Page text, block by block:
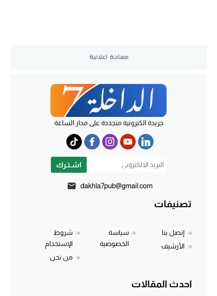
جريدة الكترونية متجددة على مدار الساعة
اشـتـرك
dakhla7pub@gmail.com
تصنيفات
إتصل بنا
الأرشيف
سياسة
الخصوصية
شروط
الإستخدام
من نحن
احدث المقالات